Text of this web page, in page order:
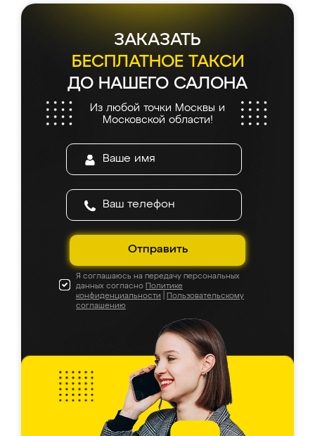
ЗАКАЗАТЬ
БЕСПЛАТНОЕ ТАКСИ
ДО НАШЕГО САЛОНА
Из любой точки Москвы и
Московской области!
Отправить
Я соглашаюсь на передачу персональных
данных согласно Политике
конфиденциальности
Пользовательскому
соглашению